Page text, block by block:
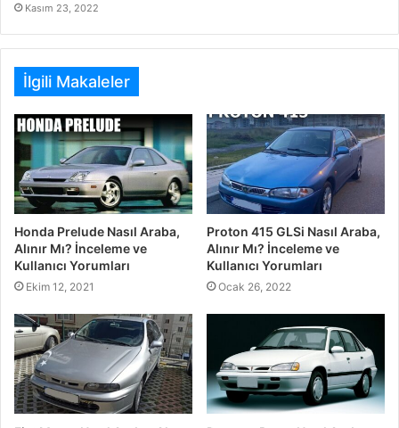
Kasım 23, 2022
İlgili Makaleler
Honda Prelude Nasıl Araba,
Alınır Mı? İnceleme ve
Kullanıcı Yorumları
Ekim 12, 2021
Proton 415 GLSi Nasıl Araba,
Alınır Mı? İnceleme ve
Kullanıcı Yorumları
Ocak 26, 2022